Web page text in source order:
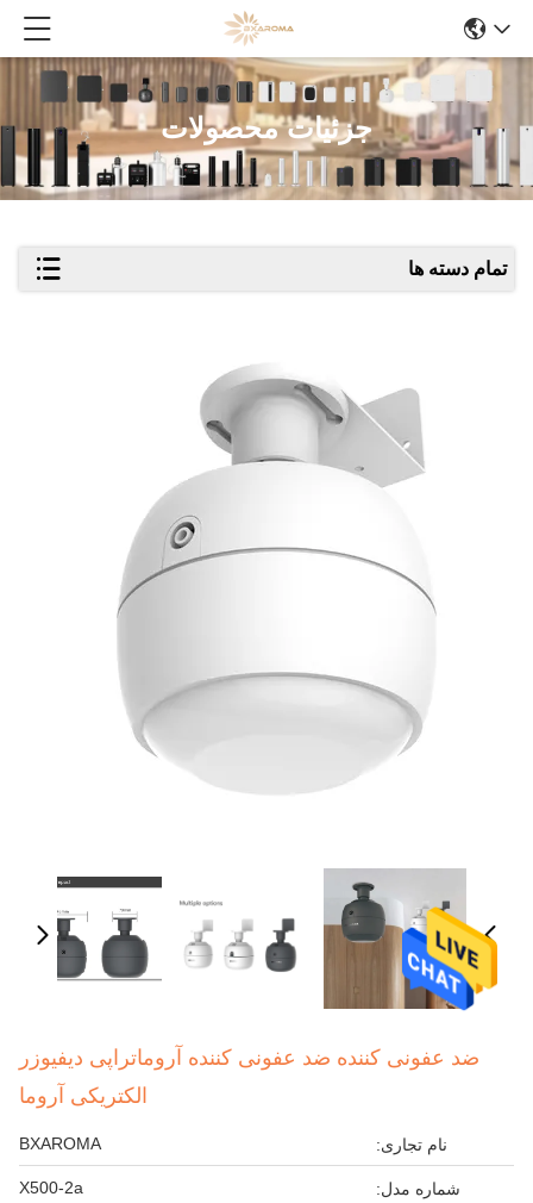
جزئیات محصولات
تمام دسته ها
ضد عفونی کننده ضد عفونی کننده آروماتراپی دیفیوزر
الکتریکی آروما
نام تجاری: BXAROMA
شماره مدل: X500-2a